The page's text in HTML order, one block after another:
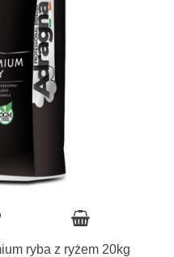
ryba z ryżem 20kg